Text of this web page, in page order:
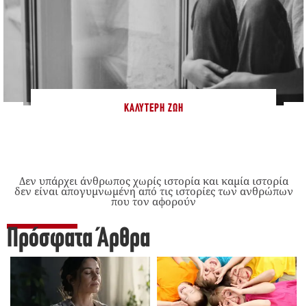
ΚΑΛΎΤΕΡΗ ΖΩΉ
Δεν υπάρχει άνθρωπος χωρίς ιστορία και καμία ιστορία
δεν είναι απογυμνωμένη από τις ιστορίες των ανθρώπων
που τον αφορούν
Πρόσφατα Άρθρα